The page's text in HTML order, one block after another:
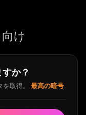
け
か？
取得。
最高の暗号